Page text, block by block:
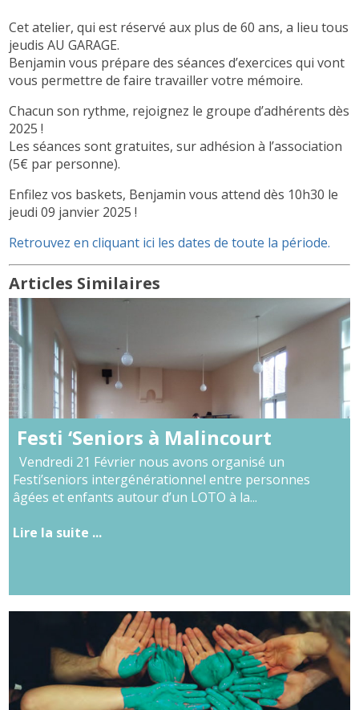
Cet atelier, qui est réservé aux plus de 60 ans, a lieu tous
jeudis AU GARAGE.
Benjamin vous prépare des séances d’exercices qui vont
vous permettre de faire travailler votre mémoire.
Chacun son rythme, rejoignez le groupe d’adhérents dès
2025 !
Les séances sont gratuites, sur adhésion à l’association
(5€ par personne).
Enfilez vos baskets, Benjamin vous attend dès 10h30 le
jeudi 09 janvier 2025 !
Retrouvez en cliquant ici les dates de toute la période.
Articles Similaires
Festi ‘Seniors à Malincourt
Vendredi 21 Février nous avons organisé un
Festi’seniors intergénérationnel entre personnes
âgées et enfants autour d’un LOTO à la...
Lire la suite ...